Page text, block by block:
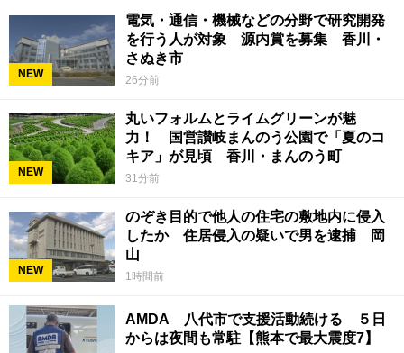
NEW
電気・通信・機械などの分野で研究開発
を行う人が対象 源内賞を募集 香川・
さぬき市
26分前
NEW
丸いフォルムとライムグリーンが魅
力！ 国営讃岐まんのう公園で「夏のコ
キア」が見頃 香川・まんのう町
31分前
NEW
のぞき目的で他人の住宅の敷地内に侵入
したか 住居侵入の疑いで男を逮捕 岡
山
1時間前
AMDA 八代市で支援活動続ける ５日
からは夜間も常駐【熊本で最大震度7】